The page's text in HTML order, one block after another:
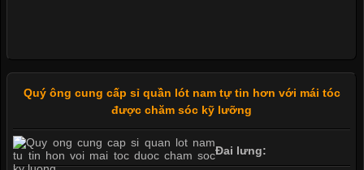
Quý ông cung cấp sỉ quần lót nam tự tin hơn với mái tóc
được chăm sóc kỹ lưỡng
Đai lưng: